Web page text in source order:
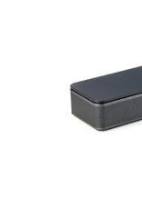
JE
M'INSCRIS!